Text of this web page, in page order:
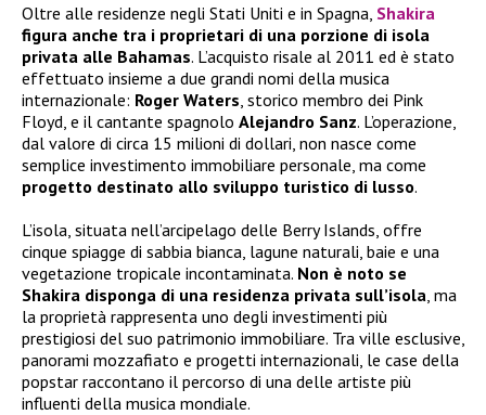
Oltre alle residenze negli Stati Uniti e in Spagna, Shakira
figura anche tra i proprietari di una porzione di isola
privata alle Bahamas. L’acquisto risale al 2011 ed è stato
effettuato insieme a due grandi nomi della musica
internazionale: Roger Waters , storico membro dei Pink
Floyd, e il cantante spagnolo Alejandro Sanz. L’operazione,
dal valore di circa 15 milioni di dollari, non nasce come
semplice investimento immobiliare personale, ma come
progetto destinato allo sviluppo turistico di lusso.
L’isola, situata nell’arcipelago delle Berry Islands, offre
cinque spiagge di sabbia bianca, lagune naturali, baie e una
vegetazione tropicale incontaminata. Non è noto se
Shakira disponga di una residenza privata sull’isola , ma
la proprietà rappresenta uno degli investimenti più
prestigiosi del suo patrimonio immobiliare. Tra ville esclusive,
panorami mozzafiato e progetti internazionali, le case della
popstar raccontano il percorso di una delle artiste più
influenti della musica mondiale.